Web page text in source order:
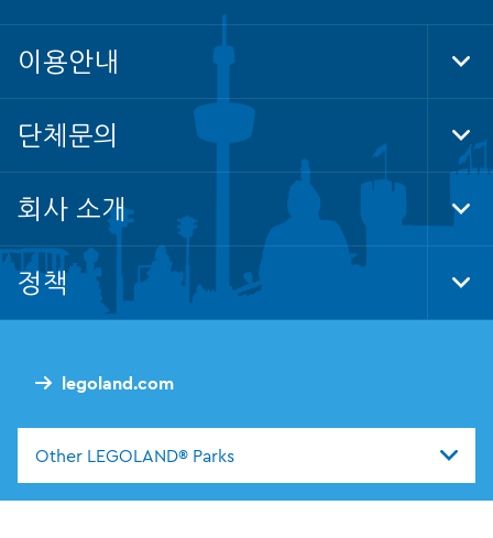
legoland.com
Other LEGOLAND® Parks
이용안내
단체문의
회사 소개
정책